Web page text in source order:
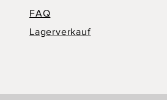
FAQ
Lagerverkauf